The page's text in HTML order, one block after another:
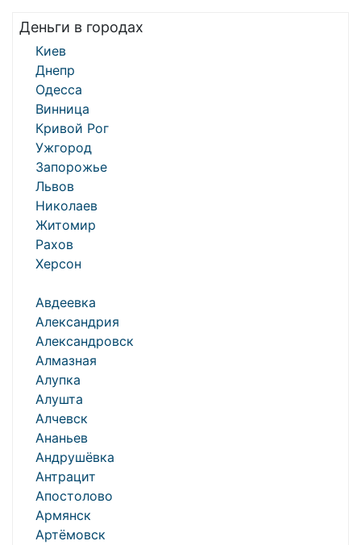
Деньги в городах
Киев
Днепр
Одесса
Винница
Кривой Рог
Ужгород
Запорожье
Львов
Николаев
Житомир
Рахов
Херсон
Авдеевка
Александрия
Александровск
Алмазная
Алупка
Алушта
Алчевск
Ананьев
Андрушёвка
Антрацит
Апостолово
Армянск
Артёмовск